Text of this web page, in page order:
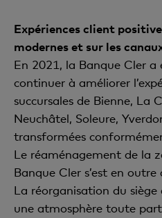
Expériences client
modernes et sur les
En 2021, la Banque Cler
continuer à améliorer
succursales de Bienne, La
Neuchâtel, Soleure,
transformées
Le réaménagement de la
Banque Cler s’est en
La réorganisation du siège
une atmosphère toute